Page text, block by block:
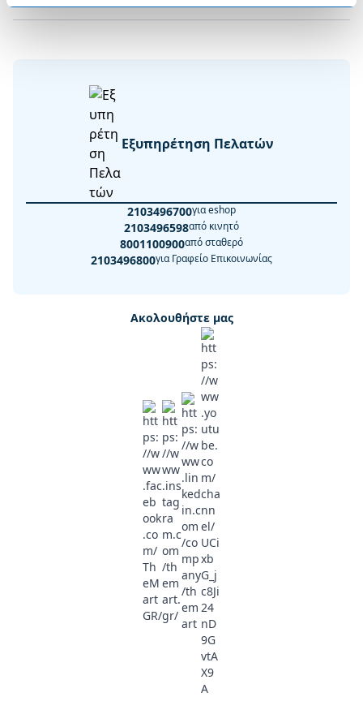
Εξυπηρέτηση Πελατών
2103496700για eshop
2103496598από κινητό
8001100900από σταθερό
2103496800για Γραφείο Επικοινωνίας
Ακολουθήστε μας